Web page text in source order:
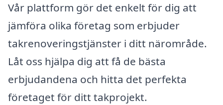
Vår plattform gör det enkelt för dig att
jämföra olika företag som erbjuder
takrenoveringstjänster i ditt närområde.
Låt oss hjälpa dig att få de bästa
erbjudandena och hitta det perfekta
företaget för ditt takprojekt.